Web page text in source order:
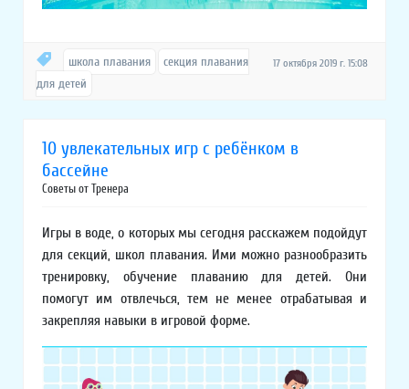
17 октября 2019 г. 15:08
школа плавания
секция плавания
для детей
10 увлекательных игр с ребёнком в
бассейне
Советы от Тренера
Игры в воде, о которых мы сегодня расскажем подойдут
для секций, школ плавания. Ими можно разнообразить
тренировку, обучение плаванию для детей. Они
помогут им отвлечься, тем не менее отрабатывая и
закрепляя навыки в игровой форме.